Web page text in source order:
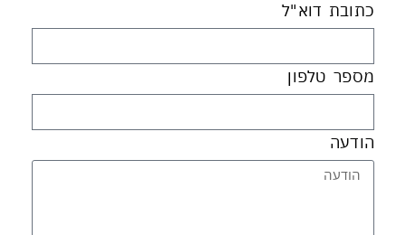
כתובת דוא"ל
מספר טלפון
הודעה